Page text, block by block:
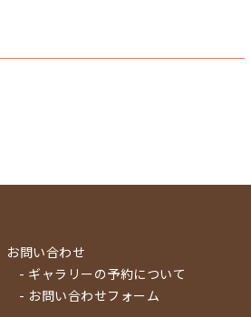
お問い合わせ
- ギャラリーの予約について
- お問い合わせフォーム